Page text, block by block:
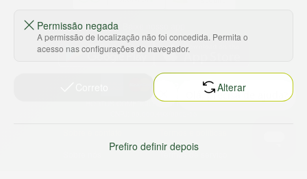
HORTUS COMERCIO DE ALIMENTOS S.A
Termos de serviço
Permissão negada
A permissão de localização não foi concedida. Permita o
acesso nas configurações do navegador.
Alterar
Prefiro definir depois